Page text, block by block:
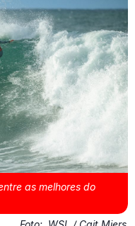
as melhores do